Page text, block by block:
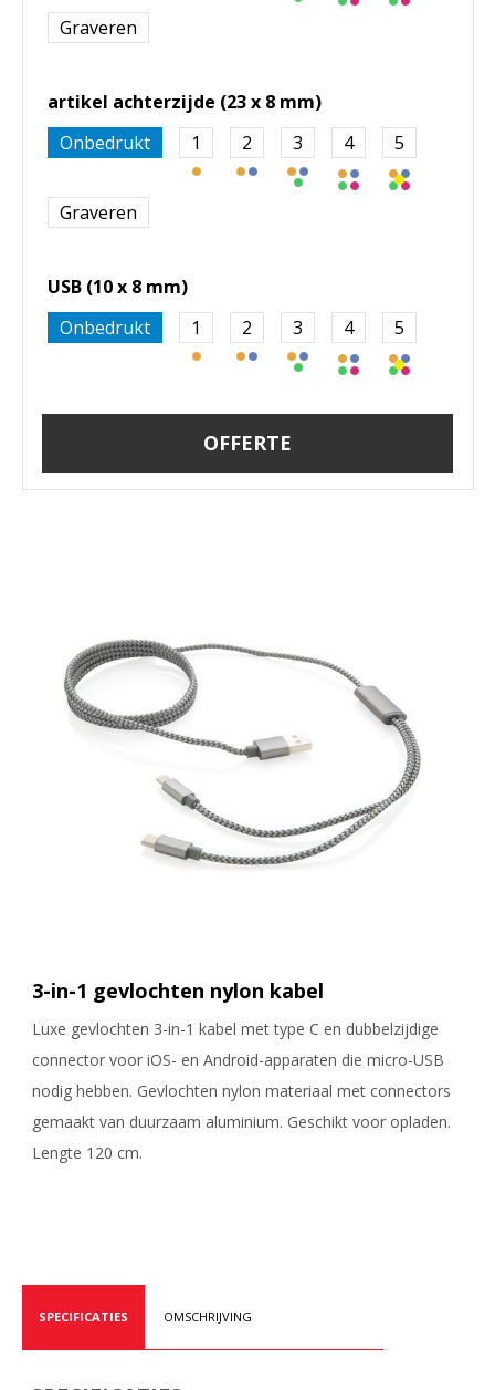
Graveren
artikel achterzijde (23 x 8 mm)
Onbedrukt
1 2 3 4 5
Graveren
USB (10 x 8 mm)
Onbedrukt
1 2 3 4 5
OFFERTE
3-in-1 gevlochten nylon kabel
Luxe gevlochten 3-in-1 kabel met type C en dubbelzijdige
connector voor iOS- en Android-apparaten die micro-USB
nodig hebben. Gevlochten nylon materiaal met connectors
gemaakt van duurzaam aluminium. Geschikt voor opladen.
Lengte 120 cm.
SPECIFICATIES OMSCHRIJVING